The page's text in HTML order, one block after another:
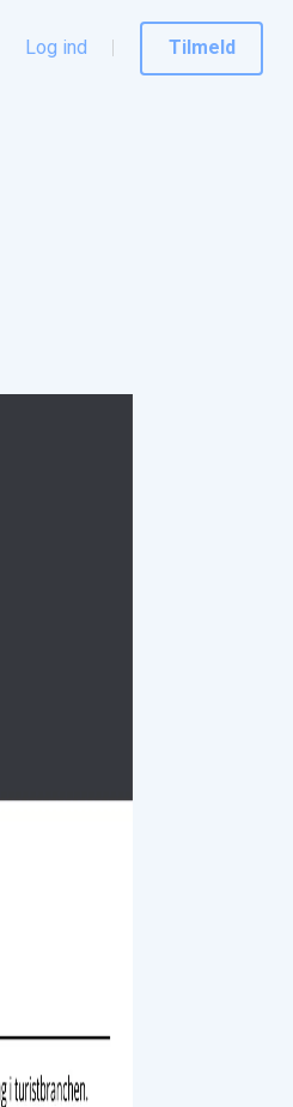
Log ind Tilmeld